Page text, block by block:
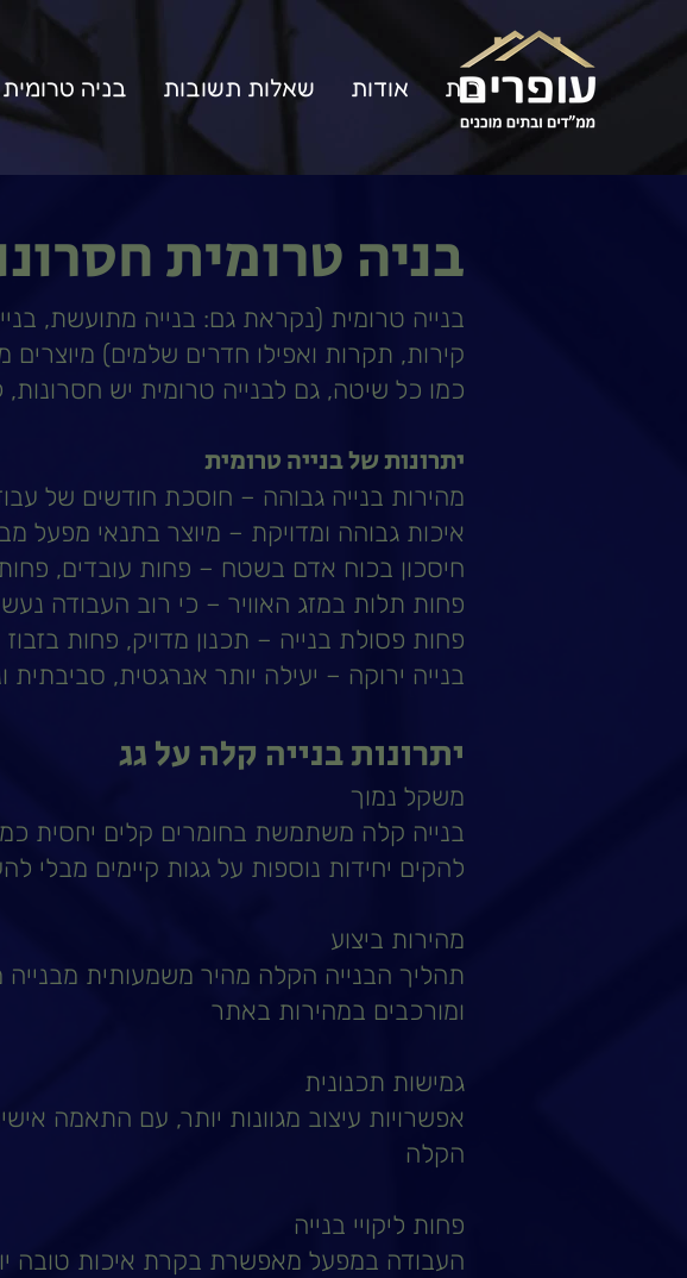
בית אודות שאלות תשובות בניה טרומית
בניה טרומית
בנייה טרומית (נקראת גם: בנייה מתועשת,
קירות, תקרות ואפילו חדרים שלמים)
כמו כל שיטה, גם לבנייה טרומית יש
יתרונות של בנייה טרומית
מהירות בנייה גבוהה – חוסכת חודשים של
איכות גבוהה ומדויקת – מיוצר בתנאי מפעל
חיסכון בכוח אדם בשטח – פחות עובדים,
פחות תלות במזג האוויר – כי רוב העבודה
פחות פסולת בנייה – תכנון מדויק, פחות בזבוז
בנייה ירוקה – יעילה יותר אנרגטית, סביבתית
יתרונות בנייה קלה על גג
משקל נמוך
בנייה קלה משתמשת בחומרים קלים יחסית
להקים יחידות נוספות על גגות קיימים מבלי
מהירות ביצוע
תהליך הבנייה הקלה מהיר משמעותית
ומורכבים במהירות באתר
גמישות תכנונית
אפשרויות עיצוב מגוונות יותר, עם התאמה
הקלה
פחות ליקויי בנייה
העבודה במפעל מאפשרת בקרת איכות טובה